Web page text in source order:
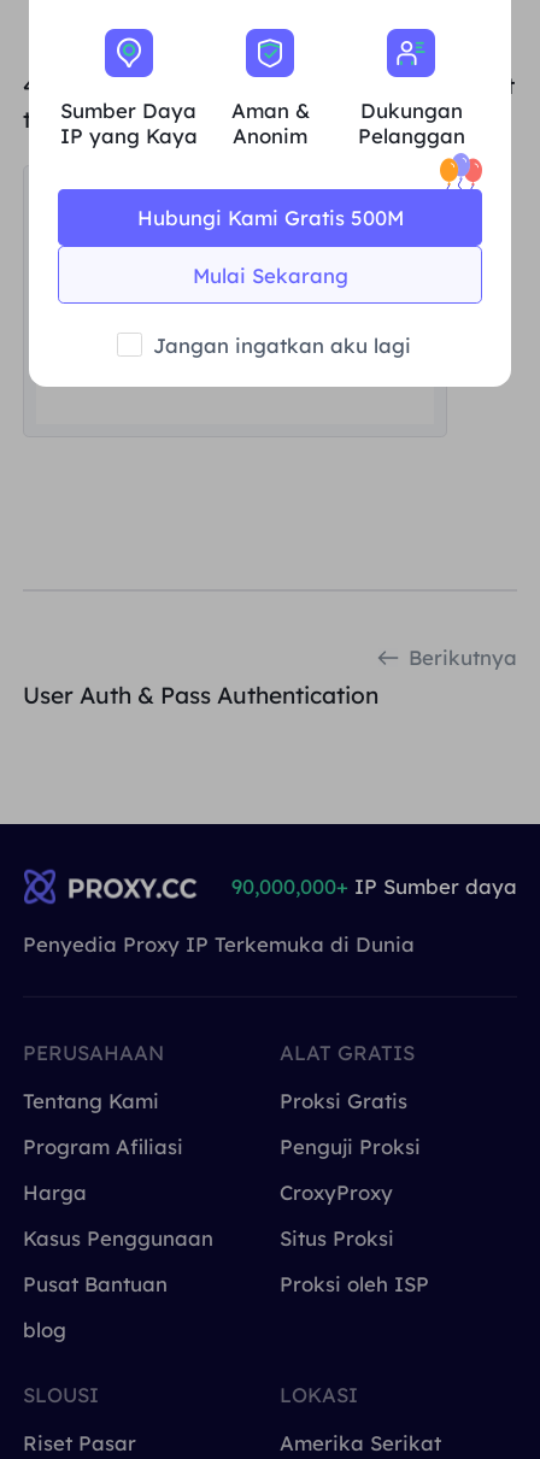
4. Because before in the quantity column set
to
5, so here shows 5 IP address.
Berikutnya
User Auth & Pass Authentication
Penyedia Proxy IP Terkemuka di Dunia
90,000,000+ IP Sumber daya
PERUSAHAAN
Tentang Kami
Program Afiliasi
Harga
Kasus Penggunaan
Pusat Bantuan
blog
ALAT GRATIS
Proksi Gratis
Penguji Proksi
CroxyProxy
Situs Proksi
Proksi oleh ISP
SLOUSI
Riset Pasar
LOKASI
Amerika Serikat
Sumber Daya
IP yang Kaya
Aman &
Anonim
Dukungan
Pelanggan
Mulai Sekarang
Hubungi Kami Gratis 500M
Jangan ingatkan aku lagi